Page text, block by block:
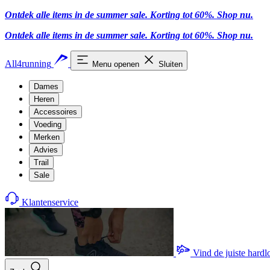
Ontdek alle items in de summer sale. Korting tot 60%. Shop nu.
Ontdek alle items in de summer sale. Korting tot 60%. Shop nu.
All4running Menu openen Sluiten
Dames
Heren
Accessoires
Voeding
Merken
Advies
Trail
Sale
Klantenservice
Vind de juiste